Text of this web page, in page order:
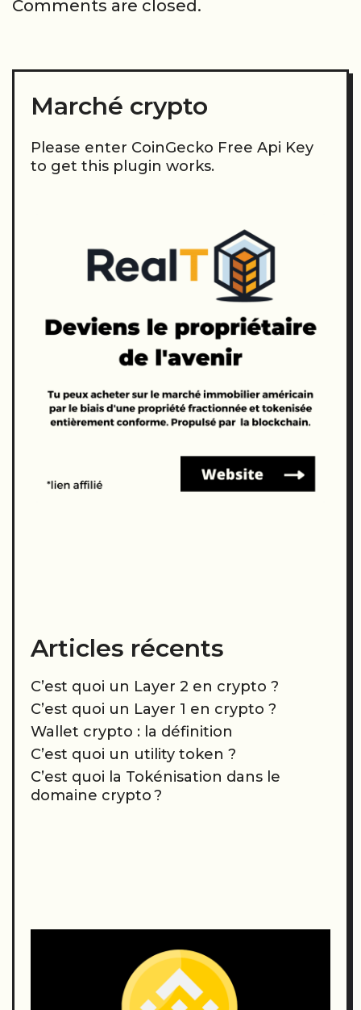
Comments are closed.
Marché crypto
Please enter CoinGecko Free Api Key
to get this plugin works.
Articles récents
C’est quoi un Layer 2 en crypto ?
C’est quoi un Layer 1 en crypto ?
Wallet crypto : la définition
C’est quoi un utility token ?
C’est quoi la Tokénisation dans le
domaine crypto ?